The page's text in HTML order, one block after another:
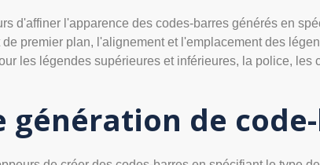
d'affiner l'apparence des codes-barres générés en
premier plan, l'alignement et l'emplacement des
les légendes supérieures et inférieures, la police, les
génération de